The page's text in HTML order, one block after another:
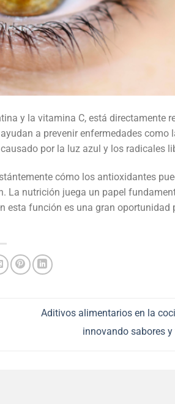
y la vitamina C, está directamente
a prevenir enfermedades como
por la luz azul y los radicales
cómo los antioxidantes
La nutrición juega un papel
esta función es una gran oportunidad
Aditivos alimentarios en la
innovando sabores